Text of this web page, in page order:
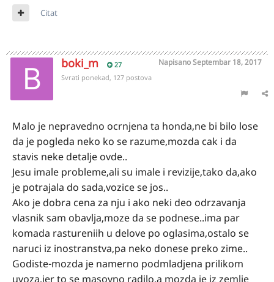
Citat
boki_m 27 NapisanoSeptembar 18, 2017
Svrati ponekad, 127 postova
Malo je nepravedno ocrnjena ta honda,ne bi bilo lose
da je pogleda neko ko se razume,mozda cak i da
stavis neke detalje ovde..
Jesu imale probleme,ali su imale i revizije,tako da,ako
je potrajala do sada,vozice se jos..
Ako je dobra cena za nju i ako neki deo odrzavanja
vlasnik sam obavlja,moze da se podnese..ima par
komada rastureniih u delove po oglasima,ostalo se
naruci iz inostranstva,pa neko donese preko zime..
Godiste-mozda je namerno podmladjena prilikom
uvoza,jer to se masovno radilo,a mozda je iz zemlje